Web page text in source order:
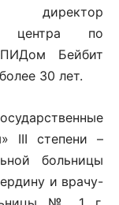
директор
центра по
Бейбит
30 лет.
III степени –
больницы
и врачу-